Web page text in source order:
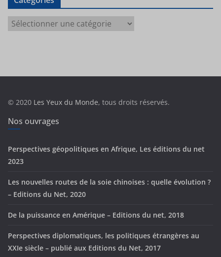
a
e
s
© 2020 Les Yeux du Monde, tous droits réservés.
Nos ouvrages
Perspectives géopolitiques en Afrique, Les éditions du net
2023
Les nouvelles routes de la soie chinoises : quelle évolution ?
– Editions du Net, 2020
De la puissance en Amérique – Editions du net, 2018
Perspectives diplomatiques, les politiques étrangères au
XXIe siècle – publié aux Editions du Net, 2017